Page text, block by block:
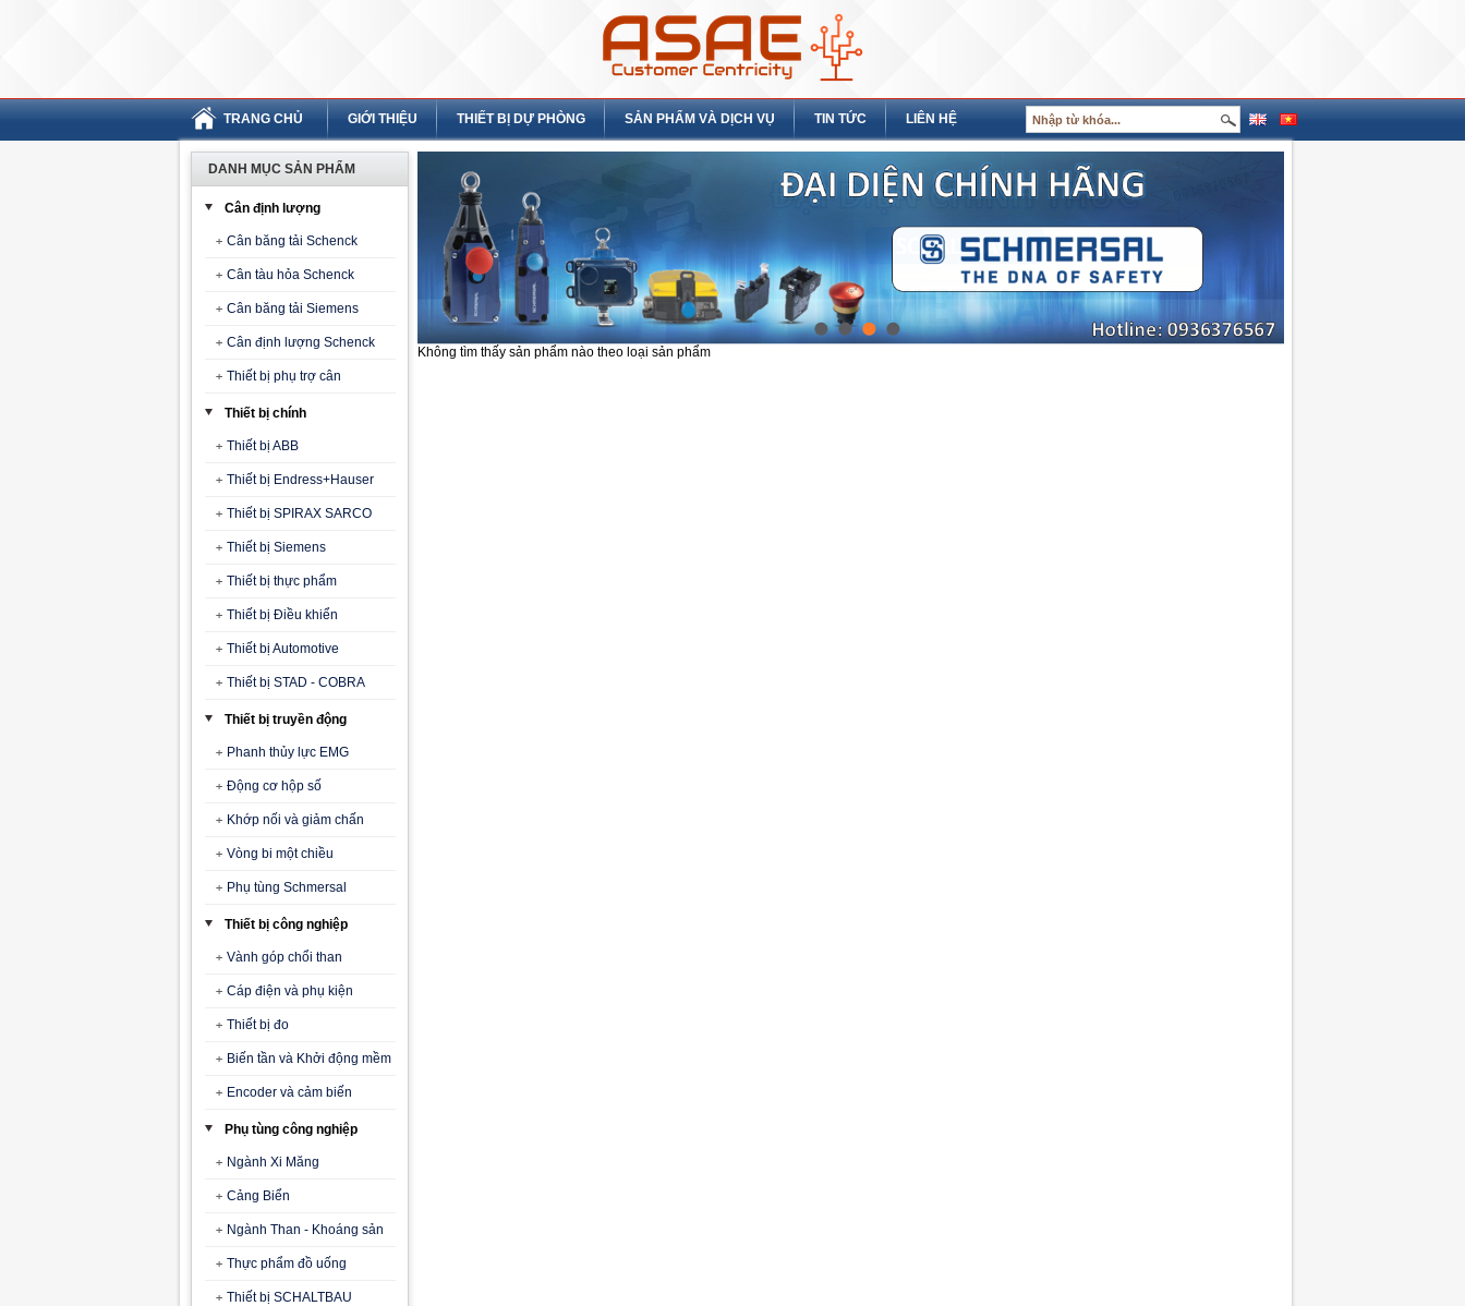
TRANG CHỦ GIỚI THIỆU THIẾT BỊ DỰ PHÒNG SẢN PHẨM VÀ DỊCH VỤ TIN TỨC LIÊN HỆ
DANH MỤC SẢN PHẨM
Cân định lượng
Cân băng tải Schenck
Cân tàu hỏa Schenck
Cân băng tải Siemens
Cân định lượng Schenck
Thiết bị phụ trợ cân
Thiết bị chính
Thiết bị ABB
Thiết bị Endress+Hauser
Thiết bị SPIRAX SARCO
Thiết bị Siemens
Thiết bị thực phẩm
Thiết bị Điều khiển
Thiết bị Automotive
Thiết bị STAD - COBRA
Thiết bị truyền động
Phanh thủy lực EMG
Động cơ hộp số
Khớp nối và giảm chấn
Vòng bi một chiều
Phụ tùng Schmersal
Thiết bị công nghiệp
Vành góp chổi than
Cáp điện và phụ kiện
Thiết bị đo
Biến tần và Khởi động mềm
Encoder và cảm biến
Phụ tùng công nghiệp
Ngành Xi Măng
Cảng Biển
Ngành Than - Khoáng sản
Thực phẩm đồ uống
Thiết bị SCHALTBAU
Không tìm thấy sản phẩm nào theo loại sản phẩm